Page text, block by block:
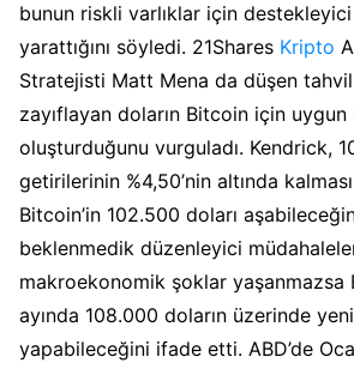
bunun riskli varlıklar için
yarattığını söyledi. 21Shares Kripto
Stratejisti Matt Mena da düşen
zayıflayan doların Bitcoin için
oluşturduğunu vurguladı. Kendrick,
getirilerinin %4,50’nin altında
Bitcoin’in 102.500 doları
beklenmedik düzenleyici
makroekonomik şoklar yaşanmazsa
ayında 108.000 doların üzerinde
yapabileceğini ifade etti. ABD’de